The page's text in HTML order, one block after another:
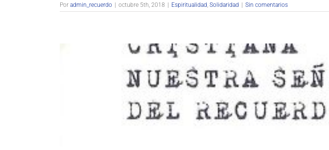
Por admin_recuerdo | octubre 5th, 2018 | Espiritualidad Solidaridad | Sin comentarios